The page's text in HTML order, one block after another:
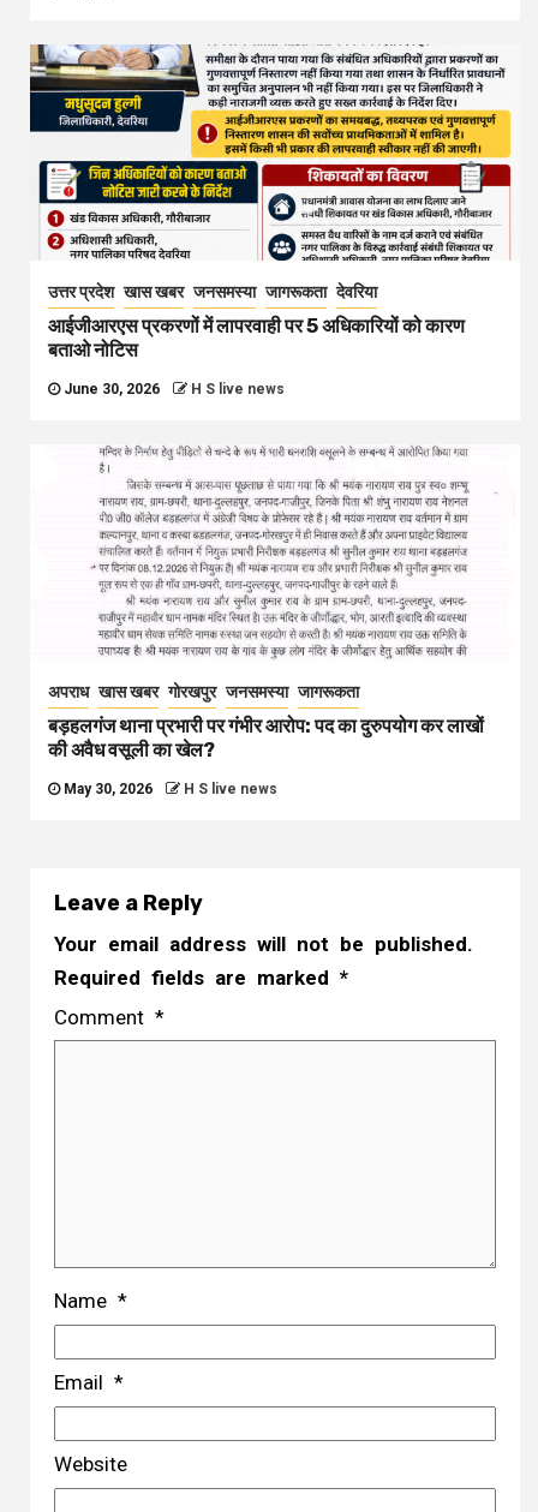
उत्तर प्रदेश खास खबर जनसमस्या जागरूकता देवरिया
आईजीआरएस प्रकरणों में लापरवाही पर 5 अधिकारियों को कारण
बताओ नोटिस
June 30, 2026 H S live news
अपराध खास खबर गोरखपुर जनसमस्या जागरूकता
बड़हलगंज थाना प्रभारी पर गंभीर आरोप: पद का दुरुपयोग कर लाखों
की अवैध वसूली का खेल?
May 30, 2026 H S live news
Leave a Reply
Your email address will not be published.
Required fields are marked *
Comment *
Name *
Email *
Website